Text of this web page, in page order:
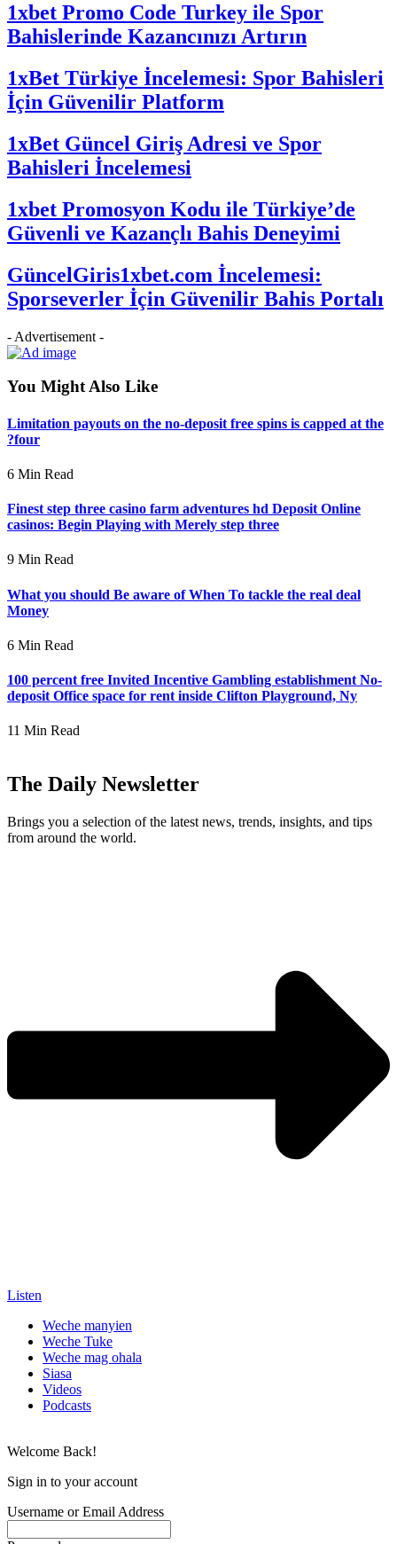
1xbet Promo Code Turkey ile Spor
Bahislerinde Kazancınızı Artırın
1xBet Türkiye İncelemesi: Spor Bahisleri
İçin Güvenilir Platform
1xBet Güncel Giriş Adresi ve Spor
Bahisleri İncelemesi
1xbet Promosyon Kodu ile Türkiye’de
Güvenli ve Kazançlı Bahis Deneyimi
GüncelGiris1xbet.com İncelemesi:
Sporseverler İçin Güvenilir Bahis Portalı
- Advertisement -
You Might Also Like
Limitation payouts on the no-deposit free spins is capped at the
?four
6 Min Read
Finest step three casino farm adventures hd Deposit Online
casinos: Begin Playing with Merely step three
9 Min Read
What you should Be aware of When To tackle the real deal
Money
6 Min Read
100 percent free Invited Incentive Gambling establishment No-
deposit Office space for rent inside Clifton Playground, Ny
11 Min Read
The Daily Newsletter
Brings you a selection of the latest news, trends, insights, and tips
from around the world.
Listen
Weche manyien
Weche Tuke
Weche mag ohala
Siasa
Videos
Podcasts
Welcome Back!
Sign in to your account
Username or Email Address